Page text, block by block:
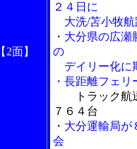
【2面】
２４日に
大洗/苫小牧航
・大分県の広
の
デイリー化に
・長距離フェ
トラック
７６４台
・大分運輸局
会